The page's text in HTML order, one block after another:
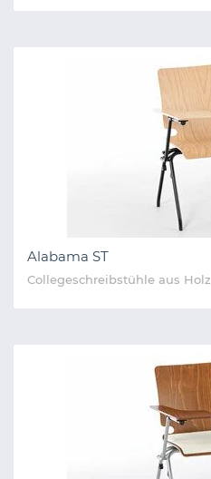
Alabama ST
Collegeschreibstühle aus Holz